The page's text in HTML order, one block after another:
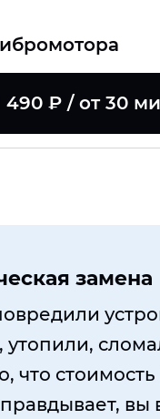
490 ₽ / от 30
замена
утопили,
что
вы